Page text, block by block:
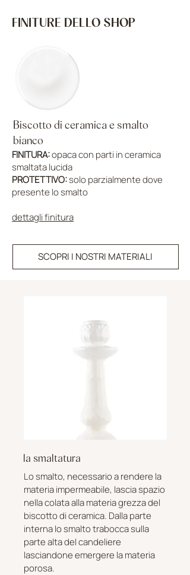
FINITURE DELLO SHOP
Biscotto di ceramica e smalto
bianco
FINITURA:opaca con parti in ceramica
smaltata lucida
PROTETTIVO:solo parzialmente dove
presente lo smalto
dettagli finitura
SCOPRI I NOSTRI MATERIALI
la smaltatura
Lo smalto, necessario a rendere la
materia impermeabile, lascia spazio
nella colata alla materia grezza del
biscotto di ceramica. Dalla parte
interna lo smalto trabocca sulla
parte alta del candeliere
lasciandone emergere la materia
porosa.